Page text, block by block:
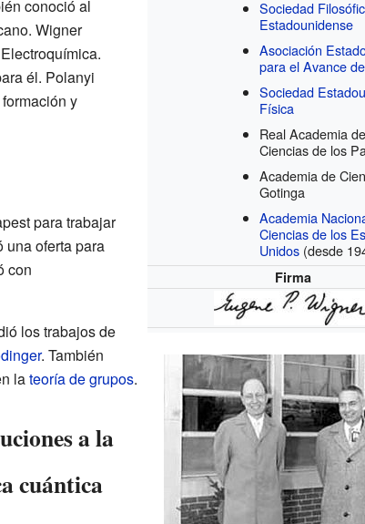
Sociedad
Estadounidense
Asociación
para el Avance
Sociedad
Física
Real Academia
Ciencias de los
Academia de
Gotinga
Academia
Ciencias de los
Unidos (desde
Firma
conoció al
Wigner
él. Polanyi
y
para trabajar
una oferta para
con
los trabajos de
. También
lateoría de grupos.
a la
cuántica